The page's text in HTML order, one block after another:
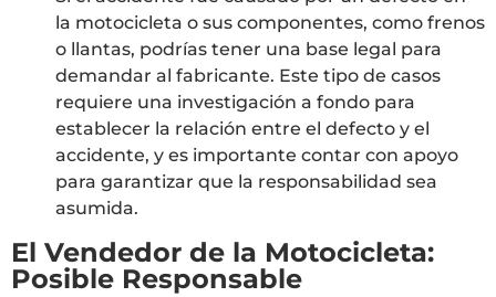
la motocicleta o sus componentes, como frenos
o llantas, podrías tener una base legal para
demandar al fabricante. Este tipo de casos
requiere una investigación a fondo para
establecer la relación entre el defecto y el
accidente, y es importante contar con apoyo
para garantizar que la responsabilidad sea
asumida.
El Vendedor de la Motocicleta:
Posible Responsable